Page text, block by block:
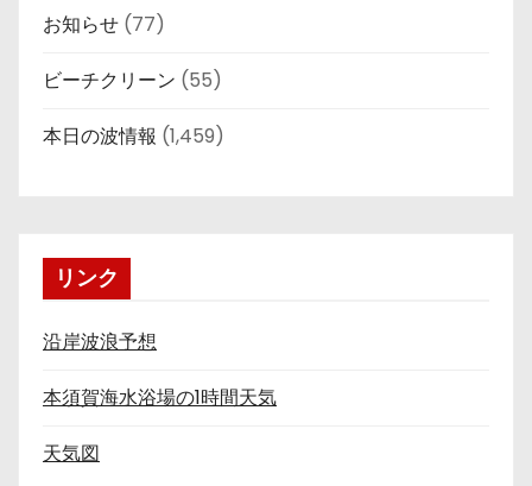
お知らせ (77)
ビーチクリーン (55)
本日の波情報 (1,459)
リンク
沿岸波浪予想
本須賀海水浴場の1時間天気
天気図